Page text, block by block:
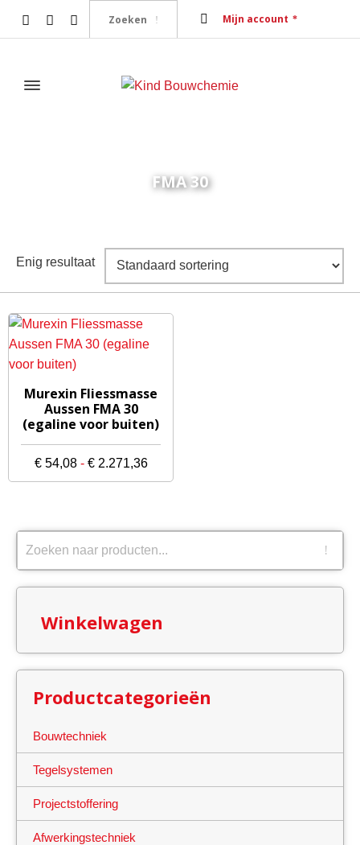
Mijn account
FMA 30
Enig resultaat
product
heeft
meerdere
variaties.
Deze
gekozen
worden
op
productpagina
Murexin Fliessmasse
Aussen FMA 30
(egaline voor buiten)
€54,08 - €2.271,36Prijsklasse:
€ 54,08
Winkelwagen
Productcategorieën
Bouwtechniek
Tegelsystemen
Projectstoffering
Afwerkingstechniek